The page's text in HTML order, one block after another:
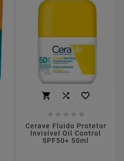
  
    
Cerave Fluido Protetor
Invisível Oil Control
SPF50+ 50ml